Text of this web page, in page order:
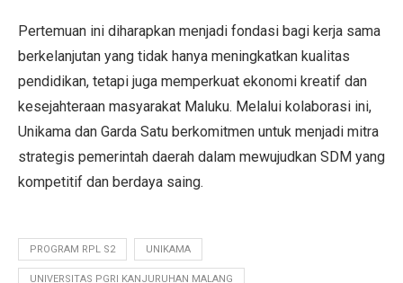
Pertemuan ini diharapkan menjadi fondasi bagi kerja sama
berkelanjutan yang tidak hanya meningkatkan kualitas
pendidikan, tetapi juga memperkuat ekonomi kreatif dan
kesejahteraan masyarakat Maluku. Melalui kolaborasi ini,
Unikama dan Garda Satu berkomitmen untuk menjadi mitra
strategis pemerintah daerah dalam mewujudkan SDM yang
kompetitif dan berdaya saing.
PROGRAM RPL S2 UNIKAMA
UNIVERSITAS PGRI KANJURUHAN MALANG